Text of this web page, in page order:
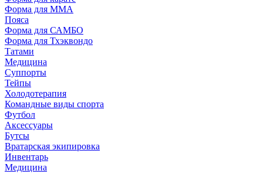
Форма для MMA
Пояса
Форма для САМБО
Форма для Тхэквондо
Татами
Медицина
Суппорты
Тейпы
Холодотерапия
Командные виды спорта
Футбол
Аксессуары
Бутсы
Вратарская экипировка
Инвентарь
Медицина